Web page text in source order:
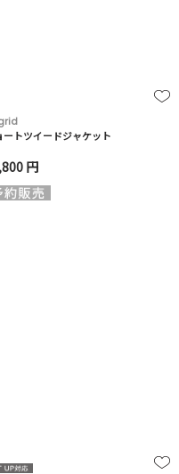
ートツイードジャケット
円